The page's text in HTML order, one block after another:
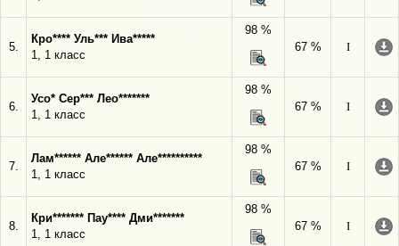
5.
Кро**** Уль*** Ива*****
1, 1 класс
98 %
67 %
I
6.
Усо* Сер*** Лео*******
1, 1 класс
98 %
67 %
I
7.
Лам****** Але****** Але**********
1, 1 класс
98 %
67 %
I
8.
Кри******* Пау**** Дми*******
1, 1 класс
98 %
67 %
I